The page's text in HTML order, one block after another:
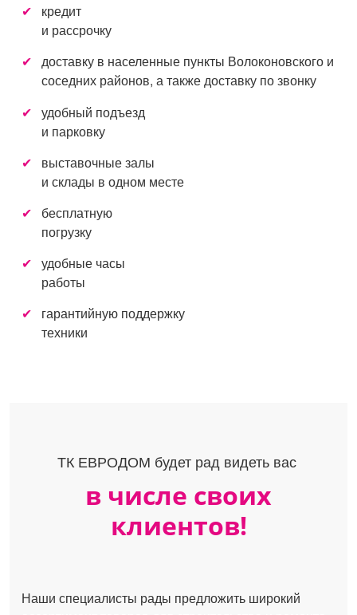
кредит
и рассрочку
доставку в населенные пункты Волоконовского и
соседних районов, а также доставку по звонку
удобный подъезд
и парковку
выставочные залы
и склады в одном месте
бесплатную
погрузку
удобные часы
работы
гарантийную поддержку
техники
ТК ЕВРОДОМ будет рад видеть вас
в числе своих
клиентов!
Наши специалисты рады предложить широкий